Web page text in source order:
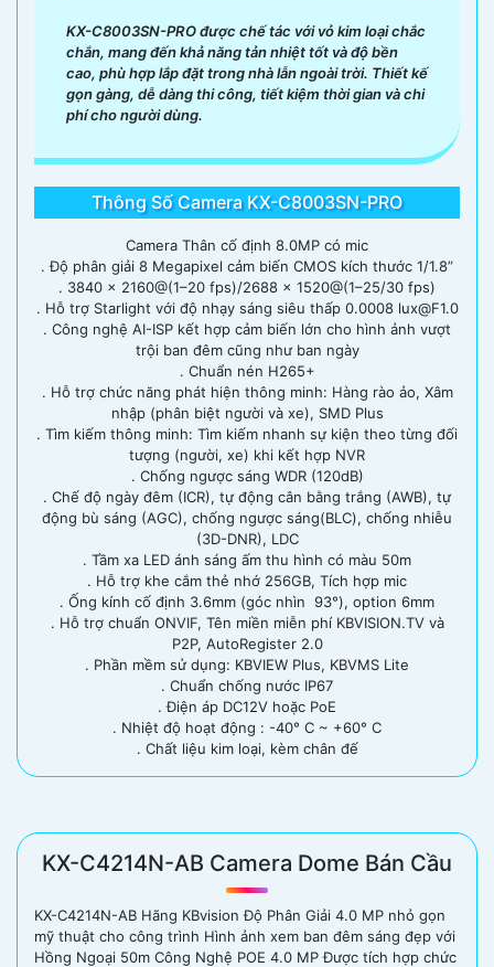
KX-C8003SN-PRO được chế tác với vỏ kim loại chắc
chắn, mang đến khả năng tản nhiệt tốt và độ bền
cao, phù hợp lắp đặt trong nhà lẫn ngoài trời. Thiết kế
gọn gàng, dễ dàng thi công, tiết kiệm thời gian và chi
phí cho người dùng.
Thông Số Camera KX-C8003SN-PRO
Camera Thân cố định 8.0MP có mic
. Độ phân giải 8 Megapixel cảm biến CMOS kích thước 1/1.8”
. 3840 × 2160@(1–20 fps)/2688 × 1520@(1–25/30 fps)
. Hỗ trợ Starlight với độ nhạy sáng siêu thấp 0.0008 lux@F1.0
. Công nghệ AI-ISP kết hợp cảm biến lớn cho hình ảnh vượt
trội ban đêm cũng như ban ngày
. Chuẩn nén H265+
. Hỗ trợ chức năng phát hiện thông minh: Hàng rào ảo, Xâm
nhập (phân biệt người và xe), SMD Plus
. Tìm kiếm thông minh: Tìm kiếm nhanh sự kiện theo từng đối
tượng (người, xe) khi kết hợp NVR
. Chống ngược sáng WDR (120dB)
. Chế độ ngày đêm (ICR), tự động cân bằng trắng (AWB), tự
động bù sáng (AGC), chống ngược sáng(BLC), chống nhiễu
(3D-DNR), LDC
. Tầm xa LED ánh sáng ấm thu hình có màu 50m
. Hỗ trợ khe cắm thẻ nhớ 256GB, Tích hợp mic
. Ống kính cố định 3.6mm (góc nhìn 93°), option 6mm
. Hỗ trợ chuẩn ONVIF, Tên miền miễn phí KBVISION.TV và
P2P, AutoRegister 2.0
. Phần mềm sử dụng: KBVIEW Plus, KBVMS Lite
. Chuẩn chống nước IP67
. Điện áp DC12V hoặc PoE
. Nhiệt độ hoạt động : -40° C ~ +60° C
. Chất liệu kim loại, kèm chân đế
KX-C4214N-AB Camera Dome Bán Cầu
KX-C4214N-AB Hãng KBvision Độ Phân Giải 4.0 MP nhỏ gọn
mỹ thuật cho công trình Hình ảnh xem ban đêm sáng đẹp với
Hồng Ngoại 50m Công Nghệ POE 4.0 MP Được tích hợp chức